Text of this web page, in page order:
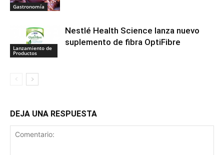
Gastronomía
Lanzamiento de
Productos
Nestlé Health Science lanza nuevo
suplemento de fibra OptiFibre
DEJA UNA RESPUESTA